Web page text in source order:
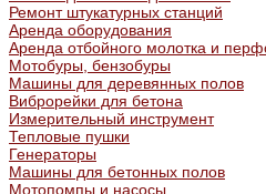
Ремонт штукатурных станций
Аренда оборудования
Аренда отбойного молотка и
Мотобуры, бензобуры
Машины для деревянных полов
Виброрейки для бетона
Измерительный инструмент
Тепловые пушки
Генераторы
Машины для бетонных полов
Мотопомпы и насосы